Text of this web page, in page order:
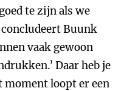
te zijn als we
Buunk
vaak gewoon
Daar heb je
moment loopt er een